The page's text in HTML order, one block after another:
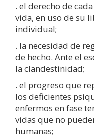
. el derecho de
vida, en uso de su
individual;
. la necesidad de
de hecho. Ante el
la clandestinidad;
. el progreso que
los deficientes
enfermos en fase
vidas que no
humanas;